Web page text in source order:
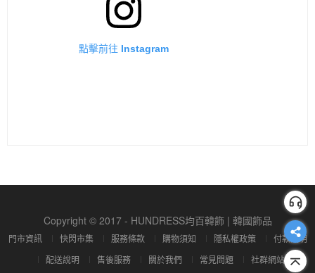
點擊前往 Instagram
Copyright © 2017 - HUNDRESS均百韓飾 | 韓國飾品
門市資訊 快閃市集 服務條款 購物須知 隱私權政策
付款說明
配送說明
售後服務 關於我們 常見問題 社群網站